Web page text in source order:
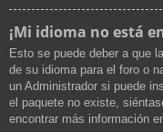
¡Mi idioma no está
Esto se puede deber a que
de su idioma para el foro o
un Administrador si puede
el paquete no existe,
encontrar más información